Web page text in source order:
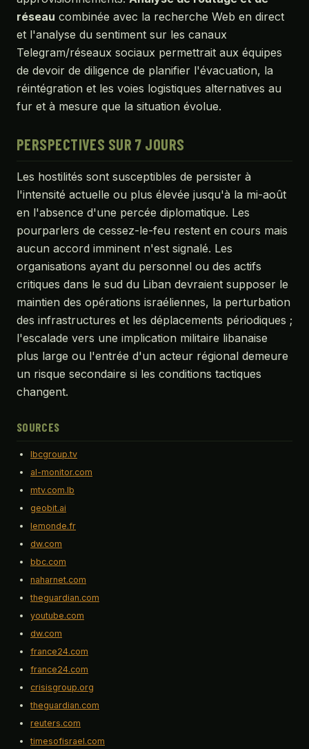
réseau combinée avec la recherche Web en direct
et l'analyse du sentiment sur les canaux
Telegram/réseaux sociaux permettrait aux équipes
de devoir de diligence de planifier l'évacuation, la
réintégration et les voies logistiques alternatives au
fur et à mesure que la situation évolue.
PERSPECTIVES SUR 7 JOURS
Les hostilités sont susceptibles de persister à
l'intensité actuelle ou plus élevée jusqu'à la mi-août
en l'absence d'une percée diplomatique. Les
pourparlers de cessez-le-feu restent en cours mais
aucun accord imminent n'est signalé. Les
organisations ayant du personnel ou des actifs
critiques dans le sud du Liban devraient supposer le
maintien des opérations israéliennes, la perturbation
des infrastructures et les déplacements périodiques ;
l'escalade vers une implication militaire libanaise
plus large ou l'entrée d'un acteur régional demeure
un risque secondaire si les conditions tactiques
changent.
SOURCES
lbcgroup.tv
al-monitor.com
mtv.com.lb
geobit.ai
lemonde.fr
dw.com
bbc.com
naharnet.com
theguardian.com
youtube.com
dw.com
france24.com
france24.com
crisisgroup.org
theguardian.com
reuters.com
timesofisrael.com